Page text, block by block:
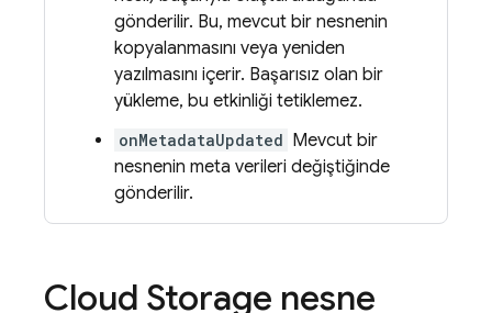
gönderilir. Bu, mevcut bir nesnenin
kopyalanmasını veya yeniden
yazılmasını içerir. Başarısız olan bir
yükleme, bu etkinliği tetiklemez.
onMetadataUpdated Mevcut bir
nesnenin meta verileri değiştiğinde
gönderilir.
Cloud Storage nesne